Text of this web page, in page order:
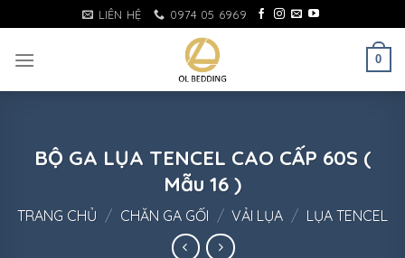
to
content
LIÊN HỆ 0974 05 6969
0
BỘ GA LỤA TENCEL CAO CẤP 60S (
Mẫu 16 )
TRANG CHỦ / CHĂN GA GỐI / VẢI LỤA / LỤA TENCEL